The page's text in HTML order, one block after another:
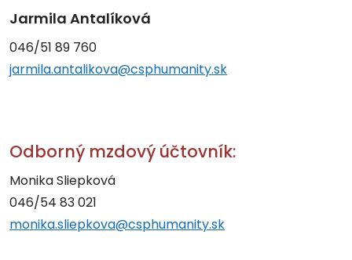
Jarmila Antalíková
046/51 89 760
jarmila.antalikova@csphumanity.sk
Odborný mzdový účtovník:
Monika Sliepková
046/54 83 021
monika.sliepkova@csphumanity.sk